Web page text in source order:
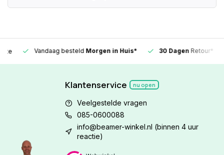
Vandaag besteldMorgen in Huis* 30 DagenRetour*
Klantenservice nu open
Veelgestelde vragen
085-0600088
info@beamer-winkel.nl (binnen 4 uur
reactie)